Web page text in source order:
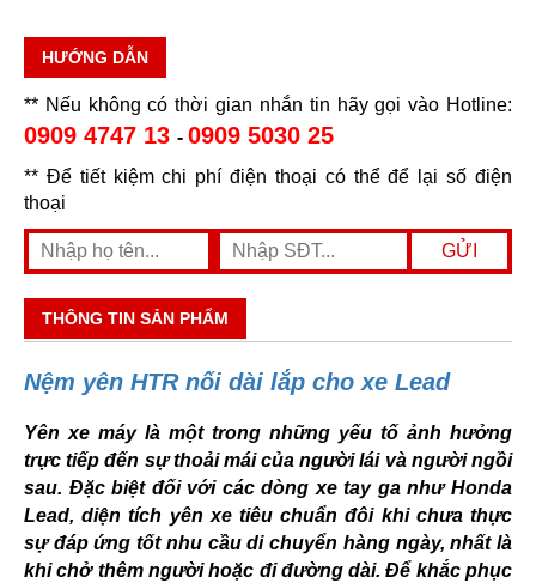
HƯỚNG DẪN
** Nếu không có thời gian nhắn tin hãy gọi vào Hotline:
0909 4747 13 - 0909 5030 25
** Để tiết kiệm chi phí điện thoại có thể để lại số điện
thoại
THÔNG TIN SẢN PHẨM
Nệm yên HTR nối dài lắp cho xe Lead
Yên xe máy là một trong những yếu tố ảnh hưởng
trực tiếp đến sự thoải mái của người lái và người ngồi
sau. Đặc biệt đối với các dòng xe tay ga như Honda
Lead, diện tích yên xe tiêu chuẩn đôi khi chưa thực
sự đáp ứng tốt nhu cầu di chuyển hàng ngày, nhất là
khi chở thêm người hoặc đi đường dài. Để khắc phục